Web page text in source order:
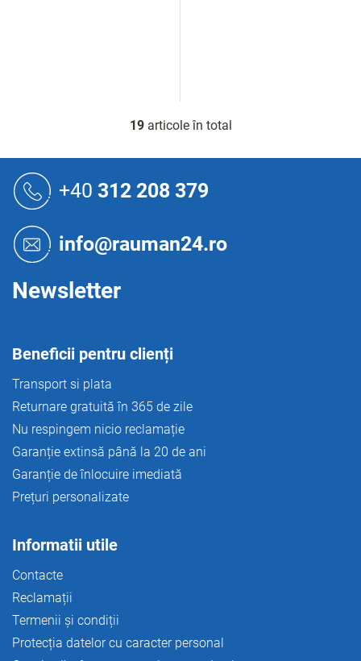
C
n
r
u
l
r
19articole în total
+40 312 208 379
info@rauman24.ro
Newsletter
Beneficii pentru clienți
Transport si plata
Returnare gratuită în 365 de zile
Nu respingem nicio reclamație
Garanție extinsă până la 20 de ani
Garanție de înlocuire imediată
Prețuri personalizate
Informatii utile
Contacte
Reclamații
Termenii și condiții
Protecția datelor cu caracter personal